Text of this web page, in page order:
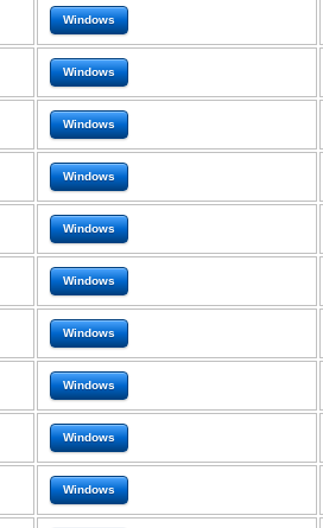
Windows
Windows
Windows
Windows
Windows
Windows
Windows
Windows
Windows
Windows